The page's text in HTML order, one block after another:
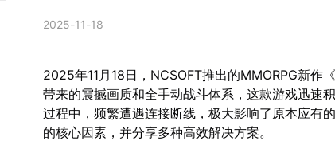
2025-11-18
2025年11月18日，NCSOFT推出的MMORPG新作
带来的震撼画质和全手动战斗体系，这款游戏迅速
过程中，频繁遭遇连接断线，极大影响了原本应有
的核心因素，并分享多种高效解决方案。